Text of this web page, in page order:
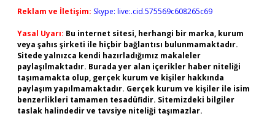
Reklam ve İletişim: Skype: live:.cid.575569c608265c69
Yasal Uyarı: Bu internet sitesi, herhangi bir marka, kurum
veya şahıs şirketi ile hiçbir bağlantısı bulunmamaktadır.
Sitede yalnızca kendi hazırladığımız makaleler
paylaşılmaktadır. Burada yer alan içerikler haber niteliği
taşımamakta olup, gerçek kurum ve kişiler hakkında
paylaşım yapılmamaktadır. Gerçek kurum ve kişiler ile isim
benzerlikleri tamamen tesadüfidir. Sitemizdeki bilgiler
taslak halindedir ve tavsiye niteliği taşımazlar.